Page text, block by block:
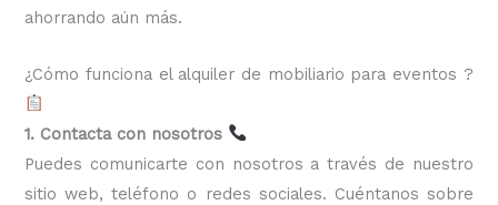
ahorrando aún más.
¿Cómo funciona el alquiler de mobiliario para eventos ?
1. Contacta con nosotros
Puedes comunicarte con nosotros a través de nuestro
sitio web, teléfono o redes sociales. Cuéntanos sobre